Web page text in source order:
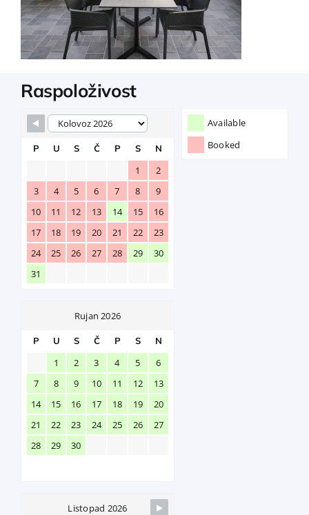
Raspoloživost
Available
Booked
P U S Č P S N
1
2
3
4 5 6 7 8
9
10
11 12 13 14 15
16
17
18 19 20 21 22
23
24
25 26 27 28 29
30
31
Rujan 2026
P U S Č P S N
1 2 3 4 5
6
7
8 9 10 11 12
13
14
15 16 17 18 19
20
21
22 23 24 25 26
27
28
29 30
Listopad 2026